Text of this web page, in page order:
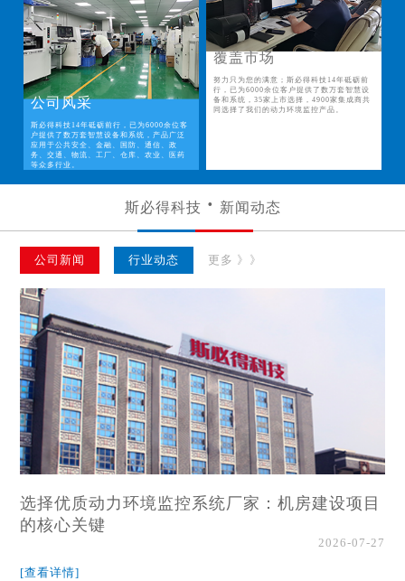
公司风采
斯必得科技14年砥砺前行，已为6000余位客
户提供了数万套智慧设备和系统，产品广泛
应用于公共安全、金融、国防、通信、政
务、交通、物流、工厂、仓库、农业、医药
等众多行业。
覆盖市场
努力只为您的满意；斯必得科技14年砥砺前
行，已为6000余位客户提供了数万套智慧设
备和系统，35家上市选择，4900家集成商共
同选择了我们的动力环境监控产品。
斯必得科技 新闻动态
公司新闻 行业动态 更多 》》
选择优质动力环境监控系统厂家：机房建设项目
的核心关键
2026-07-27
[查看详情]